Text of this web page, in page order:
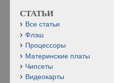
СТАТЬИ
Все статьи
Флэш
Процессоры
Материнские платы
Чипсеты
Видеокарты